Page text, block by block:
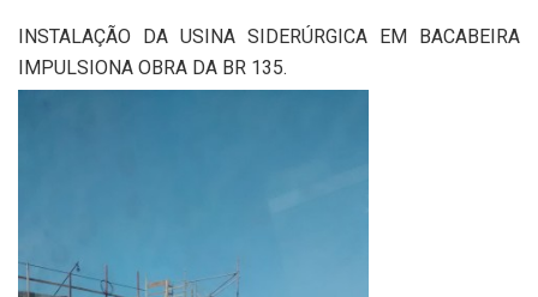
INSTALAÇÃO DA USINA SIDERÚRGICA EM BACABEIRA
IMPULSIONA OBRA DA BR 135.